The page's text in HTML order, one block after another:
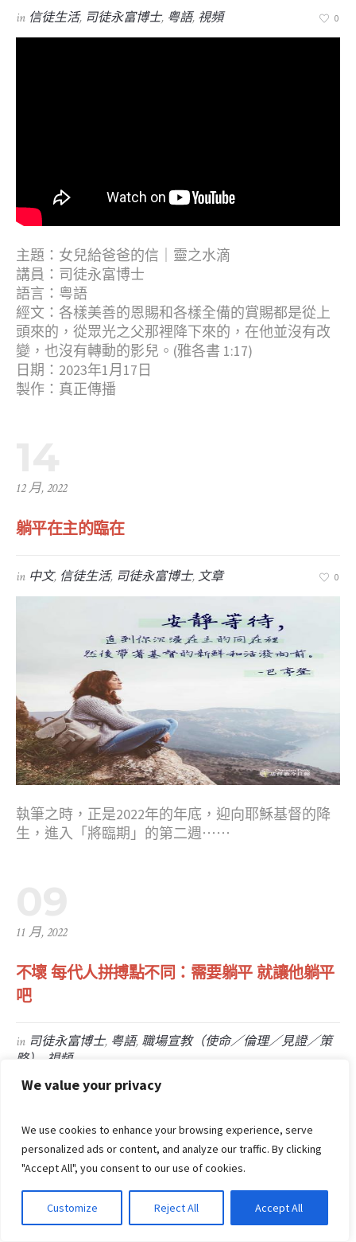
We value your privacy
We use cookies to enhance your browsing experience, serve
personalized ads or content, and analyze our traffic. By clicking
"Accept All", you consent to our use of cookies.
Customize Reject All Accept All
in 信徒生活, 司徒永富博士, 粤語, 視頻 0
主題：女兒給爸爸的信｜靈之水滴
講員：司徒永富博士
語言：粤語
經文：各樣美善的恩賜和各樣全備的賞賜都是從上
頭來的，從眾光之父那裡降下來的，在他並沒有改
變，也沒有轉動的影兒。(雅各書 1:17)
日期：2023年1月17日
製作：真正傳播
12 月, 2022
躺平在主的臨在
in 中文, 信徒生活, 司徒永富博士,文章 0
執筆之時，正是2022年的年底，迎向耶穌基督的降
生，進入「將臨期」的第二週⋯⋯
11 月, 2022
不壞 每代人拼搏點不同：需要躺平 就讓他躺平
吧
in 司徒永富博士, 粤語, 職場宣教（使命／倫理／見證／策
略）
視頻